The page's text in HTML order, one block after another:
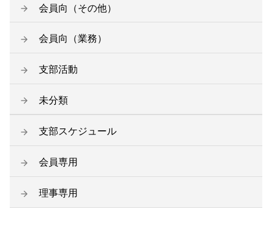
会員向（その他）
会員向（業務）
支部活動
未分類
支部スケジュール
会員専用
理事専用